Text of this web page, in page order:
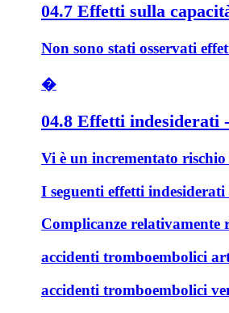
04.7 Effetti sulla
Non sono stati osservati
�
04.8 Effetti indesiderati -
Vi è un incrementato
I seguenti effetti
Complicanze relativamente
accidenti tromboembolici
accidenti tromboembolici